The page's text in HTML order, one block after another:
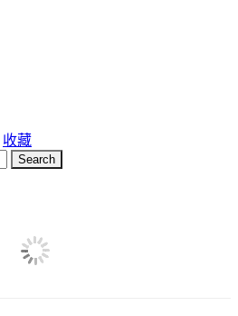
收藏